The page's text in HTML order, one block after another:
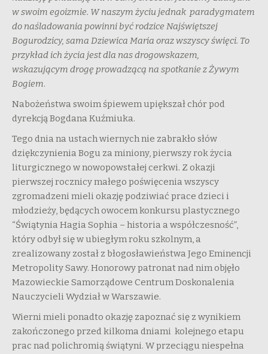
w swoim egoizmie. W naszym życiu jednak paradygmatem
do naśladowania powinni być rodzice Najświętszej
Bogurodzicy, sama Dziewica Maria oraz wszyscy święci. To
przykład ich życia jest dla nas drogowskazem,
wskazującym drogę prowadzącą na spotkanie z Żywym
Bogiem.
Nabożeństwa swoim śpiewem upiększał chór pod
dyrekcją Bogdana Kuźmiuka.
Tego dnia na ustach wiernych nie zabrakło słów
dziękczynienia Bogu za miniony, pierwszy rok życia
liturgicznego w nowopowstałej cerkwi. Z okazji
pierwszej rocznicy małego poświęcenia wszyscy
zgromadzeni mieli okazję podziwiać prace dzieci i
młodzieży, będących owocem konkursu plastycznego
“Świątynia Hagia Sophia – historia a współczesność”,
który odbył się w ubiegłym roku szkolnym, a
zrealizowany został z błogosławieństwa Jego Eminencji
Metropolity Sawy. Honorowy patronat nad nim objęło
Mazowieckie Samorządowe Centrum Doskonalenia
Nauczycieli Wydział w Warszawie.
Wierni mieli ponadto okazję zapoznać się z wynikiem
zakończonego przed kilkoma dniami kolejnego etapu
prac nad polichromią świątyni. W przeciągu niespełna